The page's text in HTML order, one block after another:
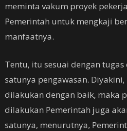
meminta vakum proyek
Pemerintah untuk mengkaji
manfaatnya.
Tentu, itu sesuai dengan tugas
satunya pengawasan.
dilakukan dengan baik, maka
dilakukan Pemerintah juga
satunya, menurutnya,